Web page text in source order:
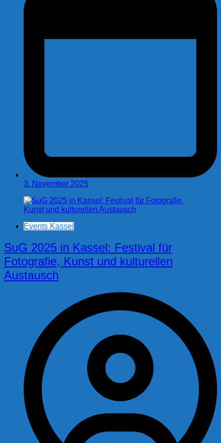
3. November 2025
Events Kassel
SuG 2025 in Kassel: Festival für
Fotografie, Kunst und kulturellen
Austausch